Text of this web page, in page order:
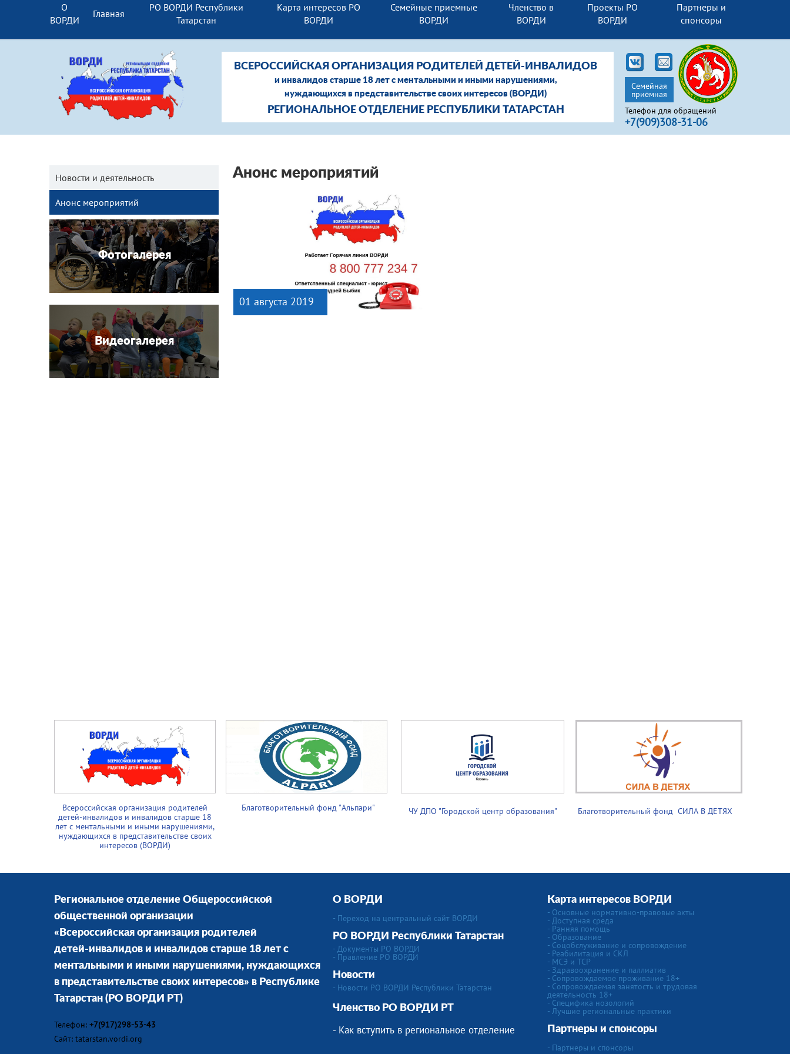
О
ВОРДИ
Главная
РО ВОРДИ Республики
Татарстан
Карта интересов РО
ВОРДИ
Семейные приемные
ВОРДИ
Членство в
ВОРДИ
Проекты РО
ВОРДИ
Партнеры и
спонсоры
Телефон для обращений
+7(909)308-31-06
ВСЕРОССИЙСКАЯ ОРГАНИЗАЦИЯ РОДИТЕЛЕЙ ДЕТЕЙ-ИНВАЛИДОВ
и инвалидов старше 18 лет с ментальными и иными нарушениями,
нуждающихся в представительстве своих интересов (ВОРДИ)
РЕГИОНАЛЬНОЕ ОТДЕЛЕНИЕ РЕСПУБЛИКИ ТАТАРСТАН
Семейная
приёмная
Анонс мероприятий
Новости и деятельность
Анонс мероприятий
Фотогалерея
Видеогалерея
01 августа 2019
Всероссийская организация родителей
детей-инвалидов и инвалидов старше 18
лет с ментальными и иными нарушениями,
нуждающихся в представительстве своих
интересов (ВОРДИ)
Благотворительный фонд "Альпари" ЧУ ДПО "Городской центр образования" Благотворительный фонд ­­­ СИЛА В ДЕТЯХ
Региональное отделение Общероссийской
общественной организации
«Всероссийская организация родителей
детей-инвалидов и инвалидов старше 18 лет с
ментальными и иными нарушениями, нуждающихся
в представительстве своих интересов» в Республике
Татарстан (РО ВОРДИ РТ)
Телефон: +7(917)298-53-43
Сайт: tatarstan.vordi.org
О ВОРДИ
- Переход на центральный сайт ВОРДИ
РО ВОРДИ Республики Татарстан
- Документы РО ВОРДИ
- Правление РО ВОРДИ
Новости
- Новости РО ВОРДИ Республики Татарстан
Членство РО ВОРДИ РТ
- Как вступить в региональное отделение
Карта интересов ВОРДИ
- Основные нормативно-правовые акты
- Доступная среда
- Ранняя помощь
- Образование
- Соцобслуживание и сопровождение
- Реабилитация и СКЛ
- МСЭ и ТСР
- Здравоохранение и паллиатив
- Сопровождаемое проживание 18+
- Сопровождаемая занятость и трудовая
деятельность 18+
- Специфика нозологий
- Лучшие региональные практики
Партнеры и спонсоры
- Партнеры и спонсоры